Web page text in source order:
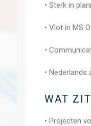
• Sterk in
• Vlot in MS
•
•
WAT
• Projecten